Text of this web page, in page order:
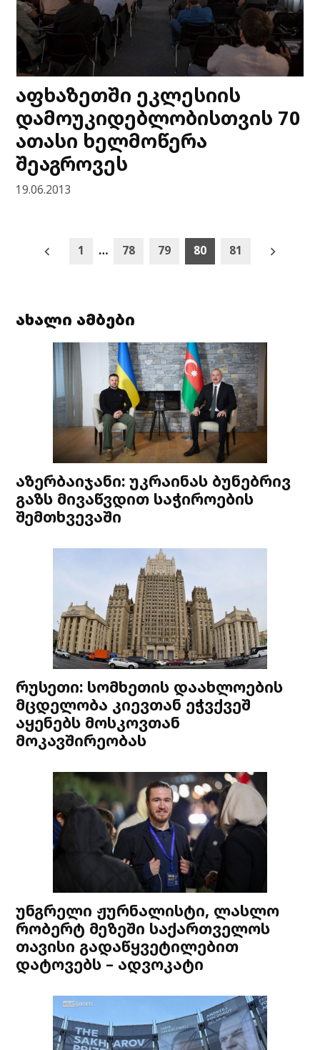
აფხაზეთში ეკლესიის
დამოუკიდებლობისთვის 70
ათასი ხელმოწერა
შეაგროვეს
19.06.2013
Posts
1 … 78 79 80 81
ახალი ამბები
აზერბაიჯანი: უკრაინას ბუნებრივ
გაზს მივაწვდით საჭიროების
შემთხვევაში
რუსეთი: სომხეთის დაახლოების
მცდელობა კიევთან ეჭვქვეშ
აყენებს მოსკოვთან
მოკავშირეობას
უნგრელი ჟურნალისტი, ლასლო
რობერტ მეზეში საქართველოს
თავისი გადაწყვეტილებით
დატოვებს – ადვოკატი